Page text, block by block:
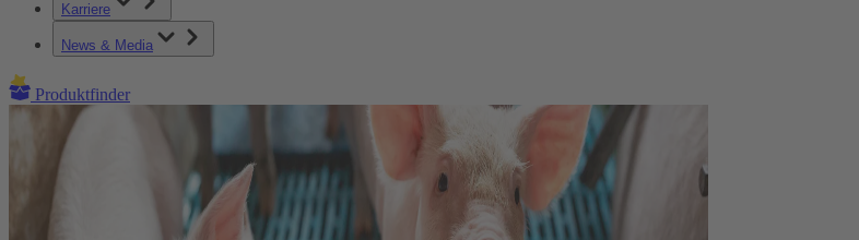
Karriere
News & Media
Produktfinder